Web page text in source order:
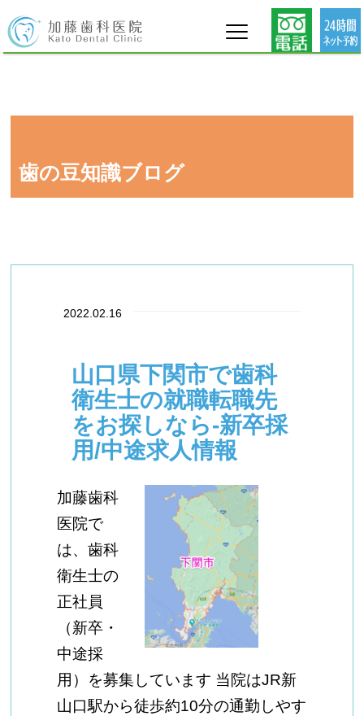
タグ : 下関市 歯科衛生士 募集
歯の豆知識ブログ
2022.02.16
山口県下関市で歯科
衛生士の就職転職先
をお探しなら-新卒採
用/中途求人情報
加藤歯科
医院で
は、歯科
衛生士の
正社員
（新卒・
中途採
用）を募集しています 当院はJR新
山口駅から徒歩約10分の通勤しやす